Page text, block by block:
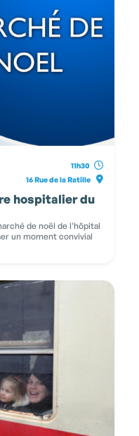
11h30
16 Rue de la Ratille
hospitalier du
de noël de l'hôpital
un moment convivial